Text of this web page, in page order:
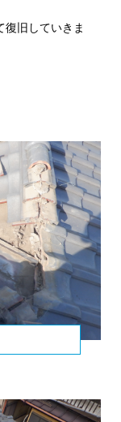
復旧していきま